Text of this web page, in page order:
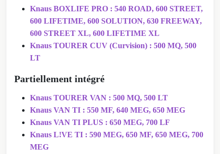
Knaus BOXLIFE PRO : 540 ROAD, 600 STREET,
600 LIFETIME, 600 SOLUTION, 630 FREEWAY,
600 STREET XL, 600 LIFETIME XL
Knaus TOURER CUV (Curvision) : 500 MQ, 500
LT
Partiellement intégré
Knaus TOURER VAN : 500 MQ, 500 LT
Knaus VAN TI : 550 MF, 640 MEG, 650 MEG
Knaus VAN TI PLUS : 650 MEG, 700 LF
Knaus L!VE TI : 590 MEG, 650 MF, 650 MEG, 700
MEG